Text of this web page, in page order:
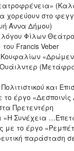
χορεύουν στο
Άννα Δήμου)
Φίλων
Francis Veber
και
έργο «Δεσποινίς
Πρετεντέρη
Συνέχεια
με το έργο
παράσταση